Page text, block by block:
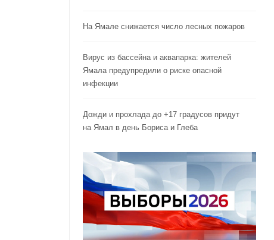
На Ямале снижается число лесных пожаров
Вирус из бассейна и аквапарка: жителей
Ямала предупредили о риске опасной
инфекции
Дожди и прохлада до +17 градусов придут
на Ямал в день Бориса и Глеба